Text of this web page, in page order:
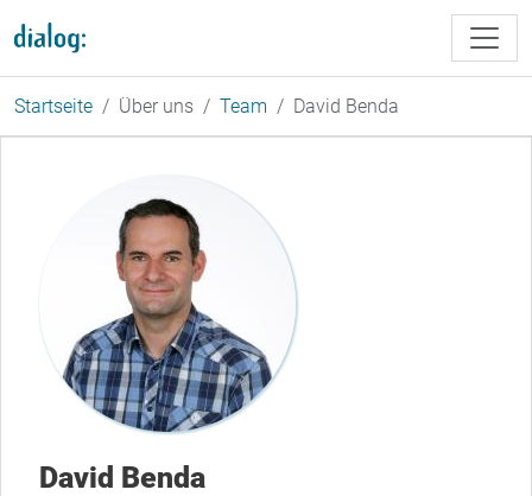
Startseite Über uns Team David Benda
David Benda